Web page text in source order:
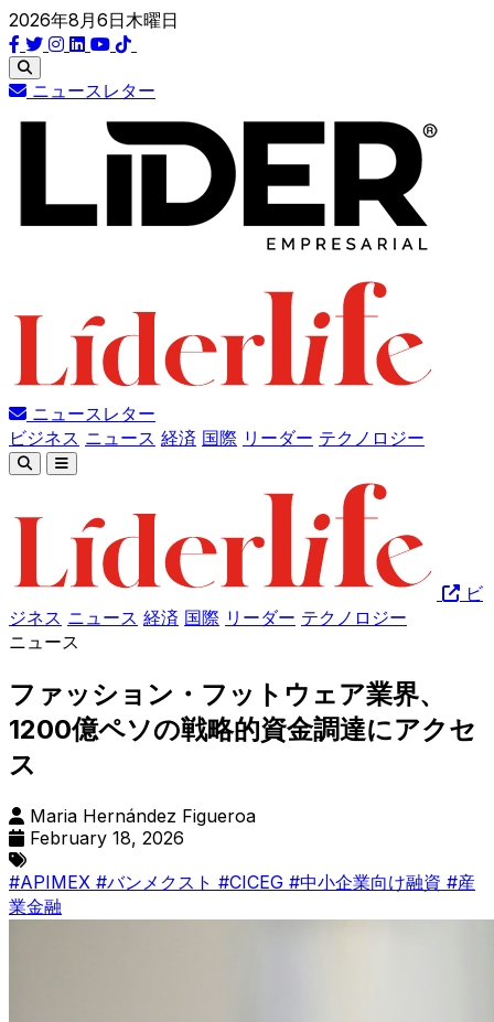
2026年8月6日木曜日
ニュースレター
ニュースレター
ビジネス ニュース 経済 国際 リーダー テクノロジー
ビ
ジネス ニュース 経済 国際 リーダー テクノロジー
ニュース
ファッション・フットウェア業界、
1200億ペソの戦略的資金調達にアクセ
ス
Maria Hernández Figueroa
February 18, 2026
#APIMEX #バンメクスト #CICEG #中小企業向け融資 #産
業金融